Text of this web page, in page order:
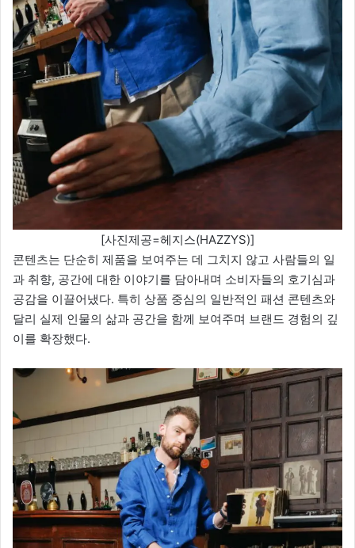
[사진제공=헤지스(HAZZYS)]
콘텐츠는 단순히 제품을 보여주는 데 그치지 않고 사람들의 일
과 취향, 공간에 대한 이야기를 담아내며 소비자들의 호기심과
공감을 이끌어냈다. 특히 상품 중심의 일반적인 패션 콘텐츠와
달리 실제 인물의 삶과 공간을 함께 보여주며 브랜드 경험의 깊
이를 확장했다.